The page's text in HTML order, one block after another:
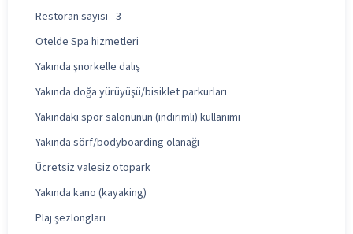
Restoran sayısı - 3
Otelde Spa hizmetleri
Yakında şnorkelle dalış
Yakında doğa yürüyüşü/bisiklet parkurları
Yakındaki spor salonunun (indirimli) kullanımı
Yakında sörf/bodyboarding olanağı
Ücretsiz valesiz otopark
Yakında kano (kayaking)
Plaj şezlongları